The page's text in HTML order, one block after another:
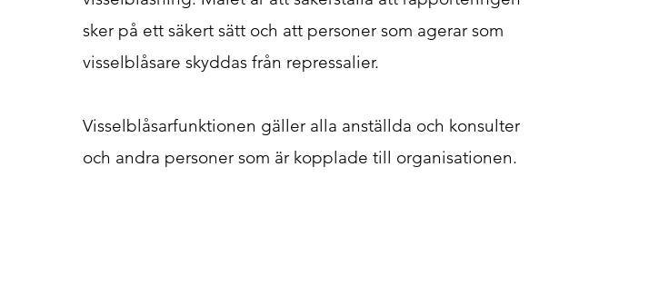
sker på ett säkert sätt och att personer som agerar som
visselblåsare skyddas från repressalier.
Visselblåsarfunktionen gäller alla anställda och konsulter
och andra personer som är kopplade till organisationen.